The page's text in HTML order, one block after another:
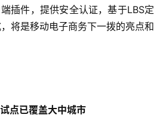
插件，提供安全认证，基于LBS定
将是移动电子商务下一拨的亮点和
已覆盖大中城市